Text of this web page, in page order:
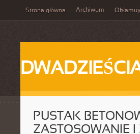
Strona główna Archiwum
PUSTAK
ZASTOSOWANIE I